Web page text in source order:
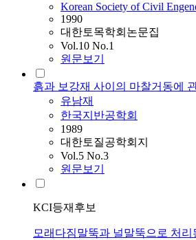
Korean Society of Civil
1990
대한토목학회논문집
Vol.10 No.1
원문보기
흙과 보강재 사이의 마찰거동에
유남재
한국지반공학회
1989
대한토질공학회지
Vol.5 No.3
원문보기
KCI등재후보
모래다짐말뚝과 널말뚝으로 처리